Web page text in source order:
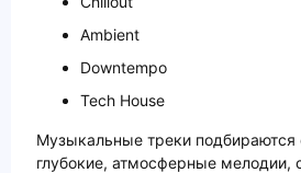
Ambient
Downtempo
Tech House
Музыкальные треки подбираются
глубокие, атмосферные мелодии,